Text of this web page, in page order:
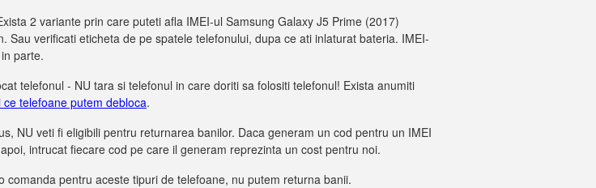
2 variante prin care puteti afla IMEI-ul Samsung Galaxy J5 Prime (2017)
Sau verificati eticheta de pe spatele telefonului, dupa ce ati inlaturat bateria. IMEI-
parte.
telefonul - NU tara si telefonul in care doriti sa folositi telefonul! Exista anumiti
ce telefoane putem debloca.
NU veti fi eligibili pentru returnarea banilor. Daca generam un cod pentru un IMEI
intrucat fiecare cod pe care il generam reprezinta un cost pentru noi.
pentru aceste tipuri de telefoane, nu putem returna banii.